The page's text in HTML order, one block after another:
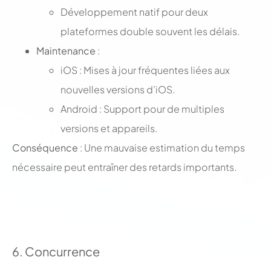
Développement natif pour deux
plateformes double souvent les délais.
Maintenance :
iOS : Mises à jour fréquentes liées aux
nouvelles versions d’iOS.
Android : Support pour de multiples
versions et appareils.
Conséquence : Une mauvaise estimation du temps
nécessaire peut entraîner des retards importants.
6. Concurrence